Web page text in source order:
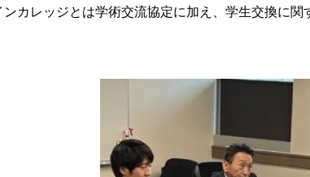
ンカレッジとは学術交流協定に加え、学生交換に